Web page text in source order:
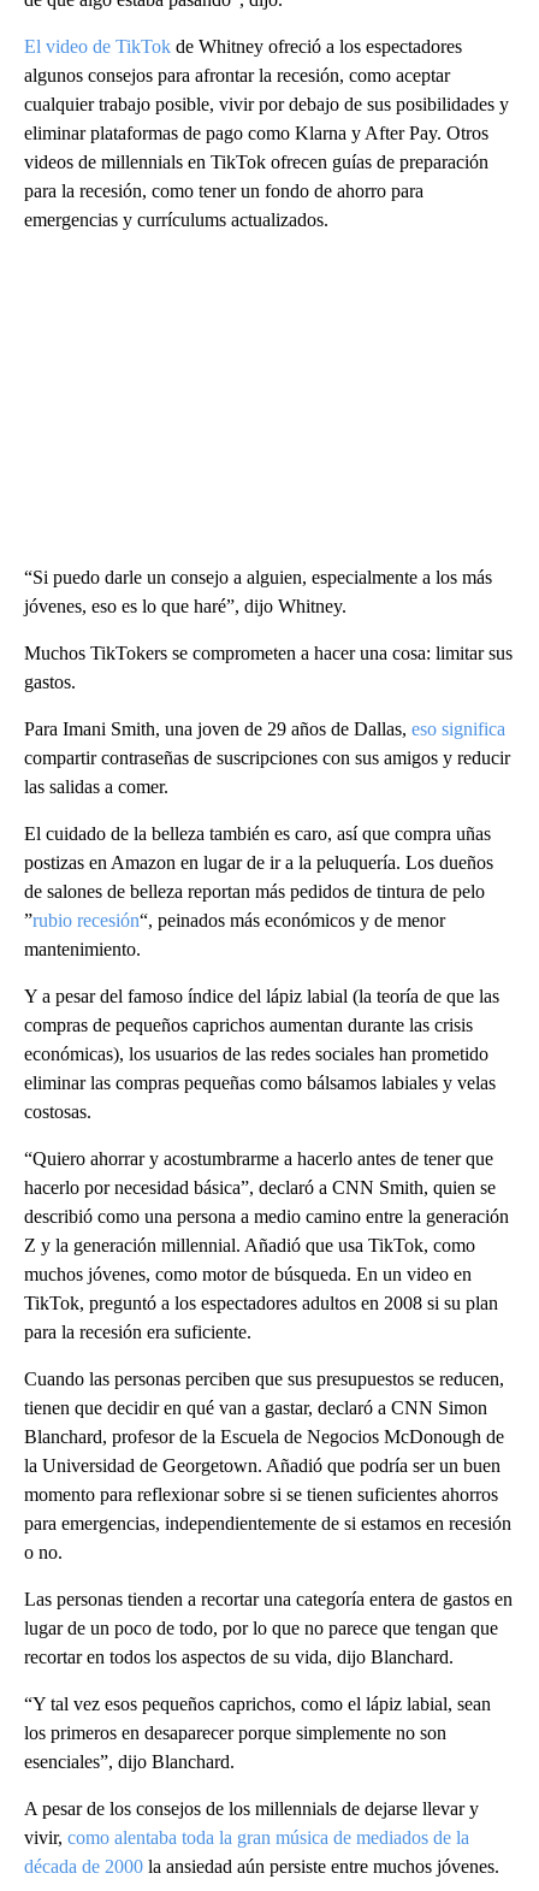
El video de TikTok de Whitney ofreció a los espectadores
algunos consejos para afrontar la recesión, como aceptar
cualquier trabajo posible, vivir por debajo de sus posibilidades y
eliminar plataformas de pago como Klarna y After Pay. Otros
videos de millennials en TikTok ofrecen guías de preparación
para la recesión, como tener un fondo de ahorro para
emergencias y currículums actualizados.
“Si puedo darle un consejo a alguien, especialmente a los más
jóvenes, eso es lo que haré”, dijo Whitney.
Muchos TikTokers se comprometen a hacer una cosa: limitar sus
gastos.
Para Imani Smith, una joven de 29 años de Dallas, eso significa
compartir contraseñas de suscripciones con sus amigos y reducir
las salidas a comer.
El cuidado de la belleza también es caro, así que compra uñas
postizas en Amazon en lugar de ir a la peluquería. Los dueños
de salones de belleza reportan más pedidos de tintura de pelo
”rubio recesión“, peinados más económicos y de menor
mantenimiento.
Y a pesar del famoso índice del lápiz labial (la teoría de que las
compras de pequeños caprichos aumentan durante las crisis
económicas), los usuarios de las redes sociales han prometido
eliminar las compras pequeñas como bálsamos labiales y velas
costosas.
“Quiero ahorrar y acostumbrarme a hacerlo antes de tener que
hacerlo por necesidad básica”, declaró a CNN Smith, quien se
describió como una persona a medio camino entre la generación
Z y la generación millennial. Añadió que usa TikTok, como
muchos jóvenes, como motor de búsqueda. En un video en
TikTok, preguntó a los espectadores adultos en 2008 si su plan
para la recesión era suficiente.
Cuando las personas perciben que sus presupuestos se reducen,
tienen que decidir en qué van a gastar, declaró a CNN Simon
Blanchard, profesor de la Escuela de Negocios McDonough de
la Universidad de Georgetown. Añadió que podría ser un buen
momento para reflexionar sobre si se tienen suficientes ahorros
para emergencias, independientemente de si estamos en recesión
o no.
Las personas tienden a recortar una categoría entera de gastos en
lugar de un poco de todo, por lo que no parece que tengan que
recortar en todos los aspectos de su vida, dijo Blanchard.
“Y tal vez esos pequeños caprichos, como el lápiz labial, sean
los primeros en desaparecer porque simplemente no son
esenciales”, dijo Blanchard.
A pesar de los consejos de los millennials de dejarse llevar y
vivir, como alentaba toda la gran música de mediados de la
década de 2000 la ansiedad aún persiste entre muchos jóvenes.